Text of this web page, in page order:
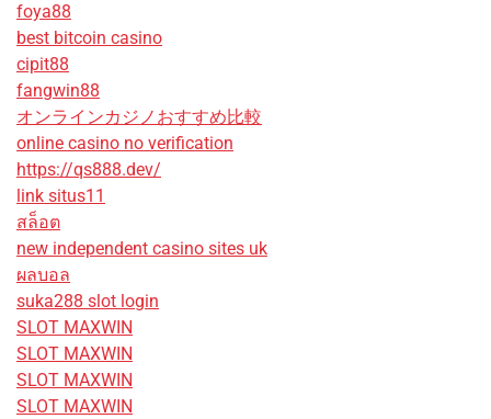
foya88
best bitcoin casino
cipit88
fangwin88
オンラインカジノおすすめ比較
online casino no verification
https://qs888.dev/
link situs11
สล็อต
new independent casino sites uk
ผลบอล
suka288 slot login
SLOT MAXWIN
SLOT MAXWIN
SLOT MAXWIN
SLOT MAXWIN